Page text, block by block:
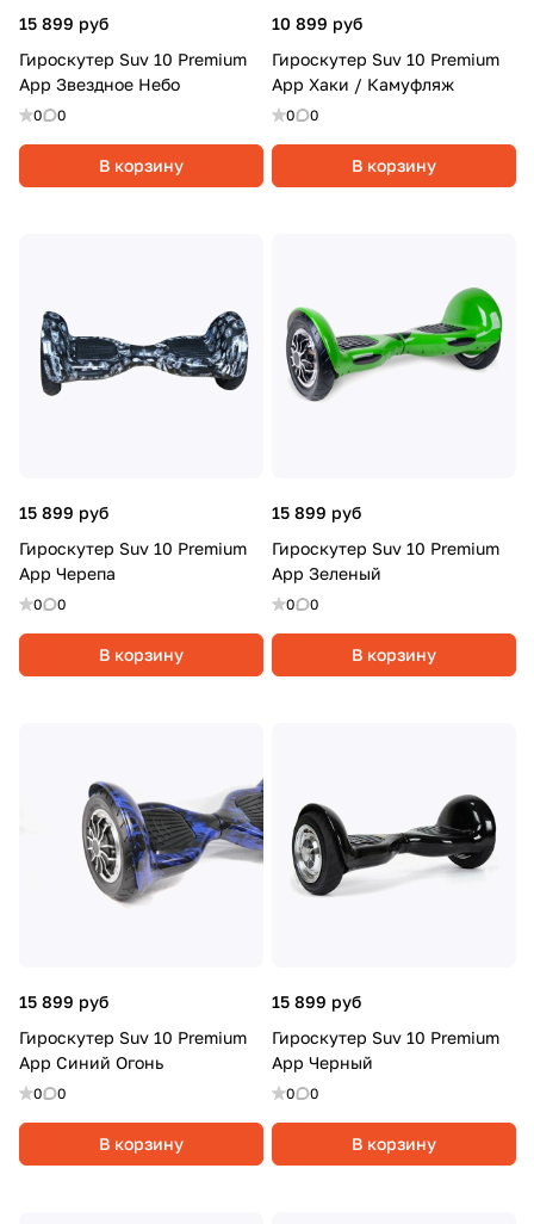
15 899 руб
Гироскутер Suv 10 Premium
App Звездное Небо
0 0
В корзину
10 899 руб
Гироскутер Suv 10 Premium
App Хаки / Камуфляж
0 0
В корзину
15 899 руб
Гироскутер Suv 10 Premium
App Черепа
0 0
В корзину
15 899 руб
Гироскутер Suv 10 Premium
App Зеленый
0 0
В корзину
15 899 руб
Гироскутер Suv 10 Premium
App Синий Огонь
0 0
В корзину
15 899 руб
Гироскутер Suv 10 Premium
App Черный
0 0
В корзину